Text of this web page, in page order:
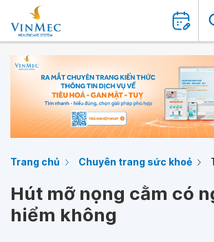
Trang chủ Chuyên trang sức khoẻ
Hút mỡ nọng cằm có
hiểm không